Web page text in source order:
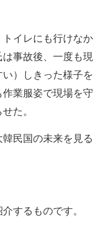
イレにも行けなか
事故後、一度も現
）しきった様子を
業服姿で現場を守
た。
民国の未来を見る
するものです。